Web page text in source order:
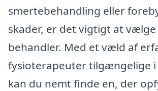
smertebehandling eller
skader, er det vigtigt at
behandler. Med et væld af
fysioterapeuter tilgængelige
kan du nemt finde en, der